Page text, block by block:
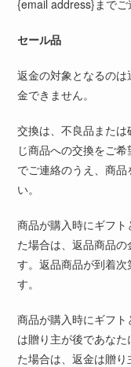
{email address}までご
セール品
返金の対象となるの
金できません。
交換は、不良品また
じ商品への交換をご
でご連絡のうえ、商
い。
商品が購入時にギフ
た場合は、返品商品
す。返品商品が到着
す。
商品が購入時にギフ
は贈り主が後であな
た場合は、返金は贈